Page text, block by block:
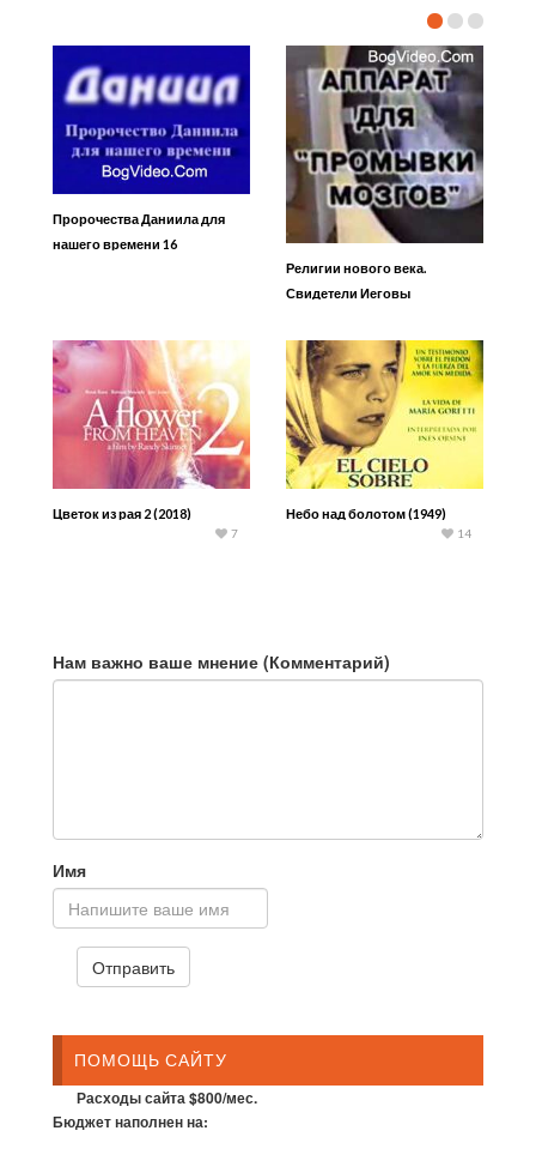
Пророчества Даниила для
нашего времени 16
Религии нового века.
Свидетели Иеговы
Цветок из рая 2 (2018)
7
Небо над болотом (1949)
14
Нам важно ваше мнение (Комментарий)
Имя
ПОМОЩЬ САЙТУ
Расходы сайта $800/мес.
Бюджет наполнен на: